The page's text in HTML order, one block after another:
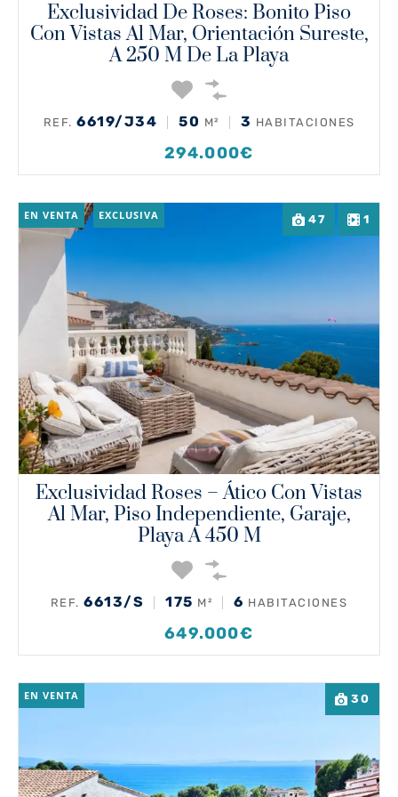
Exclusividad De Roses: Bonito Piso
Con Vistas Al Mar, Orientación Sureste,
A 250 M De La Playa
REF. 6619/J34 50 M² 3 HABITACIONES
294.000€
47 1
EN VENTA EXCLUSIVA
Exclusividad Roses – Ático Con Vistas
Al Mar, Piso Independiente, Garaje,
Playa A 450 M
REF.6613/S 175 M² 6 HABITACIONES
649.000€
30
EN VENTA